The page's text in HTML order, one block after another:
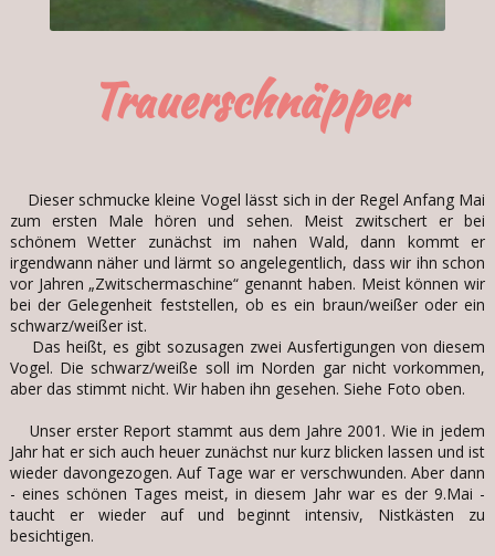
Trauerschnäpper
Dieser schmucke kleine Vogel lässt sich in der Regel Anfang Mai
zum ersten Male hören und sehen. Meist zwitschert er bei
schönem Wetter zunächst im nahen Wald, dann kommt er
irgendwann näher und lärmt so angelegentlich, dass wir ihn schon
vor Jahren „Zwitschermaschine“ genannt haben. Meist können wir
bei der Gelegenheit feststellen, ob es ein braun/weißer oder ein
schwarz/weißer ist.
Das heißt, es gibt sozusagen zwei Ausfertigungen von diesem
Vogel. Die schwarz/weiße soll im Norden gar nicht vorkommen,
aber das stimmt nicht. Wir haben ihn gesehen. Siehe Foto oben.
Unser erster Report stammt aus dem Jahre 2001. Wie in jedem
Jahr hat er sich auch heuer zunächst nur kurz blicken lassen und ist
wieder davongezogen. Auf Tage war er verschwunden. Aber dann
- eines schönen Tages meist, in diesem Jahr war es der 9.Mai -
taucht er wieder auf und beginnt intensiv, Nistkästen zu
besichtigen.